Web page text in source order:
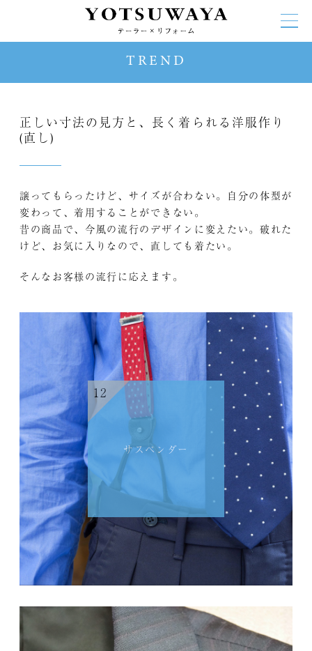
TREND
正しい寸法の見方と、長く着られる洋服作り
(直し)
譲ってもらったけど、サイズが合わない。自分の体型が
変わって、着用することができない。
昔の商品で、今風の流行のデザインに変えたい。破れた
けど、お気に入りなので、直しても着たい。
そんなお客様の流行に応えます。
12
サスペンダー